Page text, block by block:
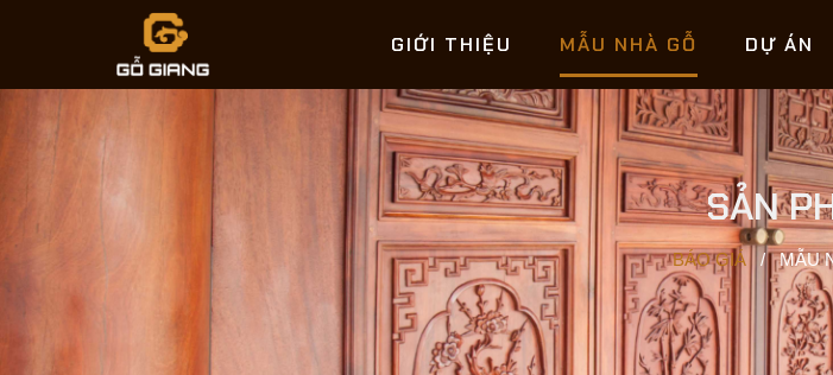
GIỚI THIỆU MẪU NHÀ GỖ DỰ ÁN
SẢN
BÁO GIÁ / MẪU